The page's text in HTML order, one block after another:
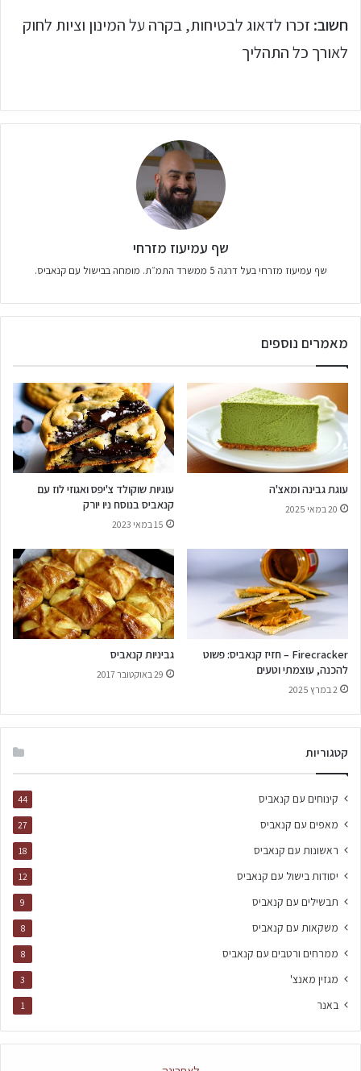
חשוב: זכרו לדאוג לבטיחות, בקרה על המינון וציות לחוק
לאורך כל התהליך
שף עמיעוז מזרחי
שף עמיעוז מזרחי בעל דרגה 5 ממשרד התמ״ת. מומחה בבישול עם קנאביס.
מאמרים נוספים
עוגת גבינה ומאצ'ה
20 במאי 2025
עוגיות שוקולד צ'יפס ואגוזי לוז עם
קנאביס בנוסח ניו יורק
15 במאי 2023
Firecracker – חזיז קנאביס: פשוט
להכנה, עוצמתי וטעים
2 במרץ 2025
גביניות קנאביס
29 באוקטובר 2017
קטגוריות
קינוחים עם קנאביס 44
מאפים עם קנאביס 27
ראשונות עם קנאביס 18
יסודות בישול עם קנאביס 12
תבשילים עם קנאביס 9
משקאות עם קנאביס 8
ממרחים ורטבים עם קנאביס 8
מגזין מאנצ' 3
באנר 1